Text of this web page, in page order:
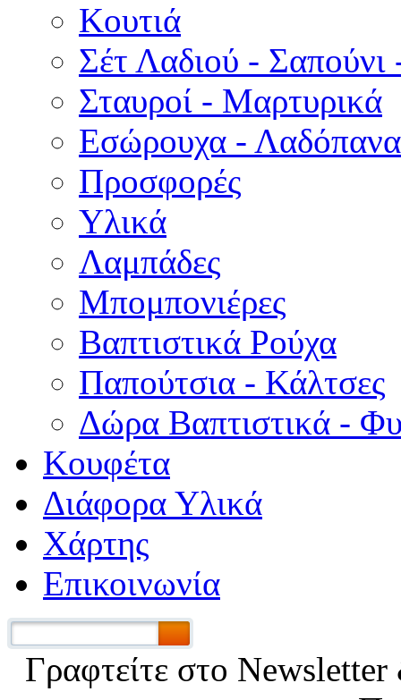
Κουτιά
Σέτ Λαδιού - Σαπούνι
Σταυροί - Μαρτυρικά
Εσώρουχα -
Προσφορές
Υλικά
Λαμπάδες
Μπομπονιέρες
Βαπτιστικά Ρούχα
Παπούτσια - Κάλτσες
Δώρα Βαπτιστικά -
Κουφέτα
Διάφορα Υλικά
Χάρτης
Επικοινωνία
Γραφτείτε στο Νewsletter